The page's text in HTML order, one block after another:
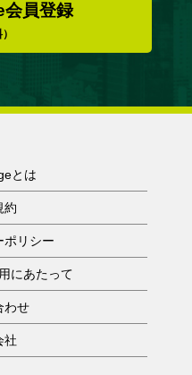
員登録
とは
約
ポリシー
にあたって
わせ
社